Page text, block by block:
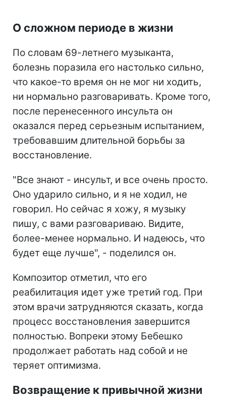
О сложном периоде в жизни
По словам 69-летнего музыканта,
болезнь поразила его настолько сильно,
что какое-то время он не мог ни ходить,
ни нормально разговаривать. Кроме того,
после перенесенного инсульта он
оказался перед серьезным испытанием,
требовавшим длительной борьбы за
восстановление.
"Все знают - инсульт, и все очень просто.
Оно ударило сильно, и я не ходил, не
говорил. Но сейчас я хожу, я музыку
пишу, с вами разговариваю. Видите,
более-менее нормально. И надеюсь, что
будет еще лучше", - поделился он.
Композитор отметил, что его
реабилитация идет уже третий год. При
этом врачи затрудняются сказать, когда
процесс восстановления завершится
полностью. Вопреки этому Бебешко
продолжает работать над собой и не
теряет оптимизма.
Возвращение к привычной жизни